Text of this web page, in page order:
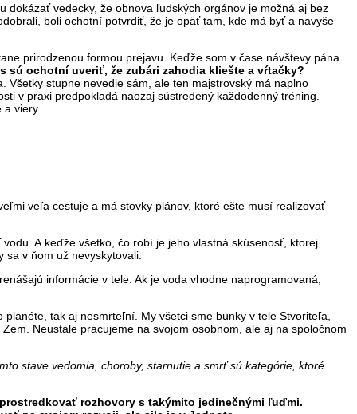
vedecky, že obnova ľudských orgánov je možná aj bez
boli ochotní potvrdiť, že je opäť tam, kde má byť a navyše
prirodzenou formou prejavu. Keďže som v čase návštevy pána
sú ochotní uveriť, že zubári zahodia kliešte a vŕtačky?
Všetky stupne nevedie sám, ale ten majstrovský má naplno
v praxi predpokladá naozaj sústredený každodenný tréning.
viery.
veľa cestuje a má stovky plánov, ktoré ešte musí realizovať
A keďže všetko, čo robí je jeho vlastná skúsenosť, ktorej
v ňom už nevyskytovali.
informácie v tele. Ak je voda vhodne naprogramovaná,
tak aj nesmrteľní. My všetci sme bunky v tele Stvoriteľa,
Neustále pracujeme na svojom osobnom, ale aj na spoločnom
stave vedomia, choroby, starnutie a smrť sú kategórie, ktoré
rozhovory s takýmito jedinečnými ľuďmi.